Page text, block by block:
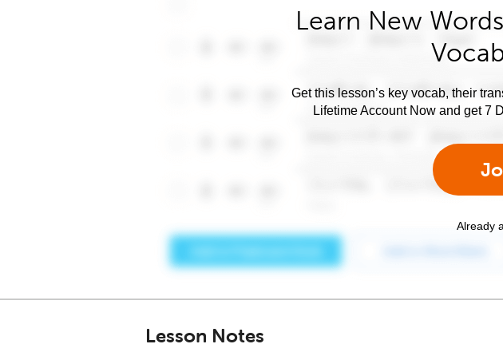
Learn New
Get this lesson’s key vocab, their
Lifetime Account Now and get 7
Already
Lesson Notes